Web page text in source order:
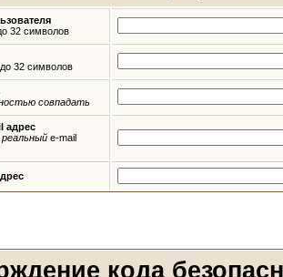
32 символов
32 символов
совпадать
адрес
реальныйe-mail
кода